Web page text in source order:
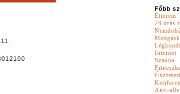
Főbb
Étterem
24 órás
Internet
Szauna
Anti-